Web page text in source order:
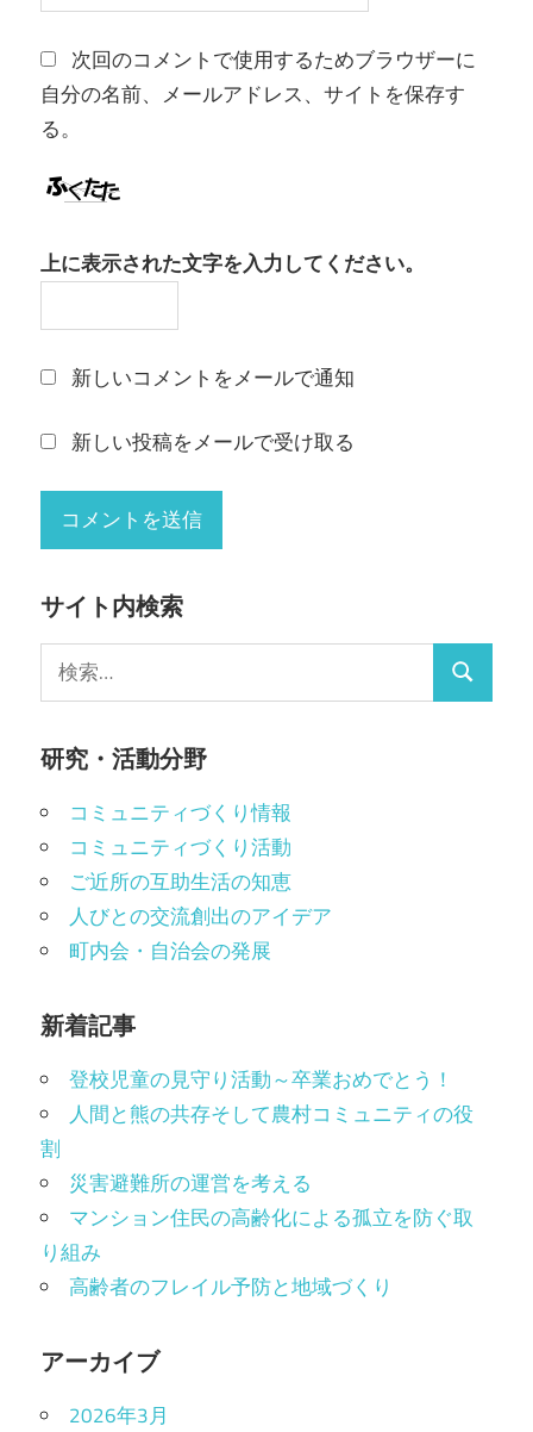
次回のコメントで使用するためブラウザーに
自分の名前、メールアドレス、サイトを保存す
る。
上に表示された文字を入力してください。
新しいコメントをメールで通知
新しい投稿をメールで受け取る
サイト内検索
索:
検
研究・活動分野
コミュニティづくり情報
コミュニティづくり活動
ご近所の互助生活の知恵
人びとの交流創出のアイデア
町内会・自治会の発展
新着記事
登校児童の見守り活動～卒業おめでとう！
人間と熊の共存そして農村コミュニティの役
割
災害避難所の運営を考える
マンション住民の高齢化による孤立を防ぐ取
り組み
高齢者のフレイル予防と地域づくり
アーカイブ
2026年3月